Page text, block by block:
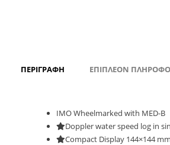
ΠΕΡΙΓΡΑΦΉ ΕΠΙΠΛΈΟΝ
IMO Wheelmarked with MED-B
Doppler water speed log in
Compact Display 144×144 mm